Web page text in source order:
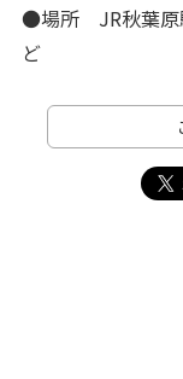
●場所 JR秋葉原
ど